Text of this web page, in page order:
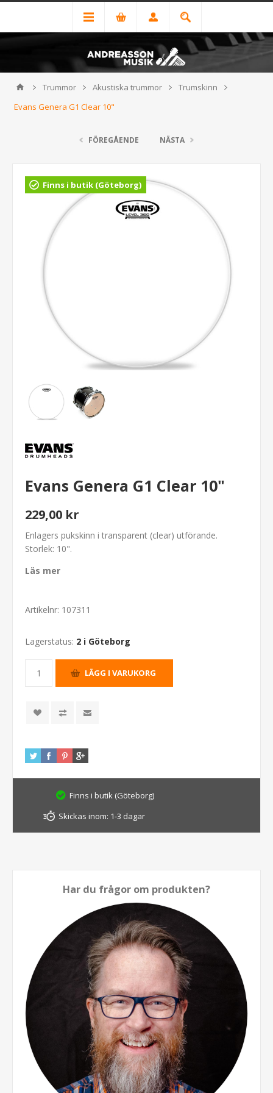
Trummor Akustiska trummor
Trumskinn
Evans Genera G1 Clear 10"
FÖREGÅENDE NÄSTA
Finns i butik (Göteborg)
Evans Genera G1 Clear 10"
229,00 kr
Enlagers pukskinn i transparent (clear) utförande.
Storlek: 10".
Läs mer
Artikelnr: 107311
Lagerstatus: 2 i Göteborg
Finns i butik (Göteborg)
Skickas inom: 1-3 dagar
Har du frågor om produkten?